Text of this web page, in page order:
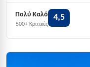
εδώ θα σας χαρίσει
μοναδικές
Πολύ Καλό
500+ Κριτικές
4,5